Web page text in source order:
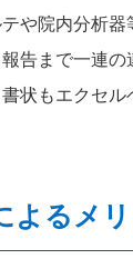
や院内分析器
告まで一連の
状もエクセル
よるメ